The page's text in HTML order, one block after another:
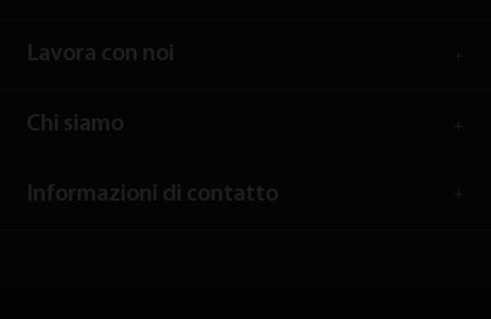
Lavora con noi
Chi siamo
Informazioni di contatto